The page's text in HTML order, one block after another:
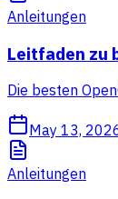
Anleitungen
Leitfaden zu
Die besten
May 13,
Anleitungen